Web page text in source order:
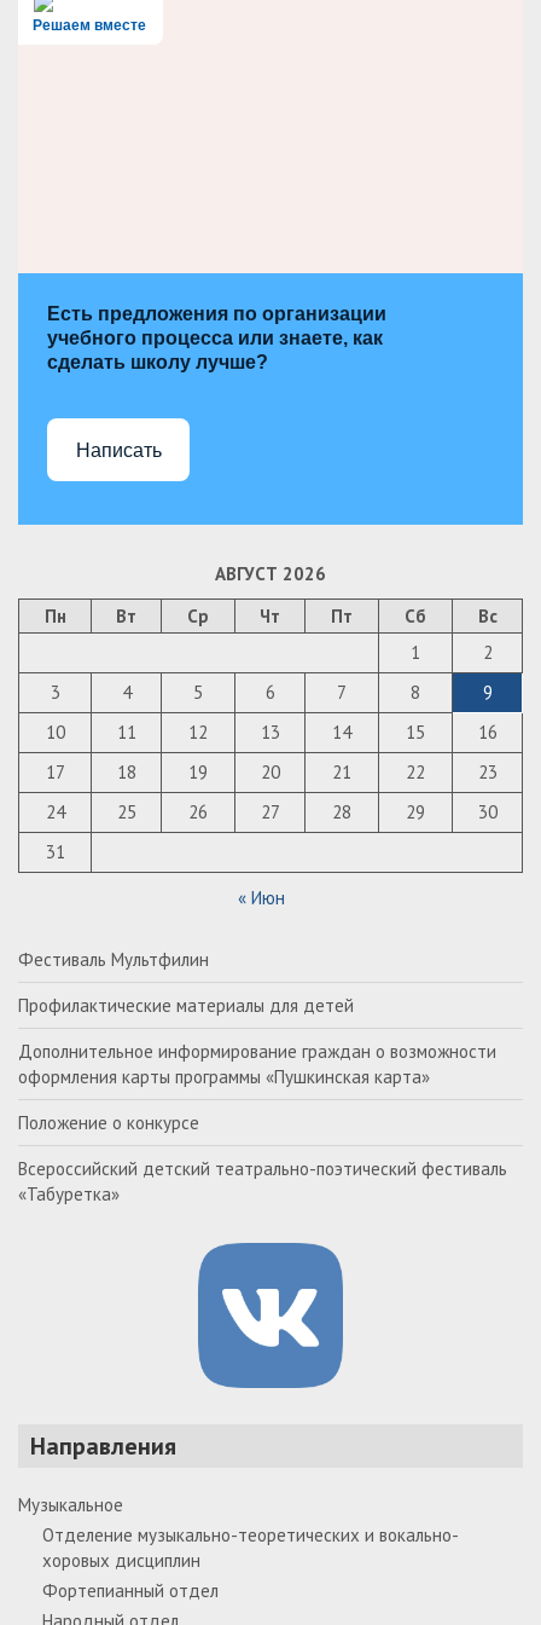
Решаем вместе
Есть предложения по организации
учебного процесса или знаете, как
сделать школу лучше?
Написать
АВГУСТ 2026
Пн
Вт Ср Чт Пт Сб
Вс
1
2
3
4 5 6 7 8
9
10
11 12 13 14 15
16
17
18 19 20 21 22
23
24
25 26 27 28 29
30
31
« Июн
Фестиваль Мультфилин
Профилактические материалы для детей
Дополнительное информирование граждан о возможности
оформления карты программы «Пушкинская карта»
Положение о конкурсе
Всероссийский детский театрально-поэтический фестиваль
«Табуретка»
Направления
Музыкальное
Отделение музыкально-теоретических и вокально-
хоровых дисциплин
Фортепианный отдел